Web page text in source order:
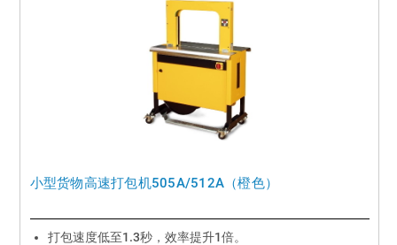
小型货物高速打包机505A/512A（橙色）
打包速度低至1.3秒，效率提升1倍。